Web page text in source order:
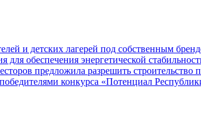
и детских лагерей под собственным
обеспечения энергетической
предложила разрешить строительство
конкурса «Потенциал